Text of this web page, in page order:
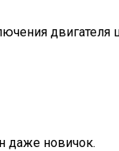
двигателя
даже новичок.